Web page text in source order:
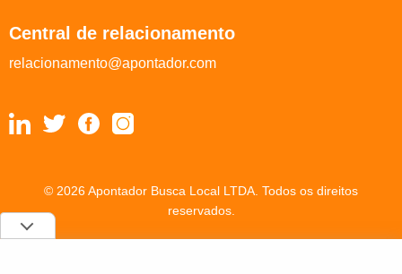
Central de relacionamento
relacionamento@apontador.com
© 2026 Apontador Busca Local LTDA. Todos os direitos
reservados.